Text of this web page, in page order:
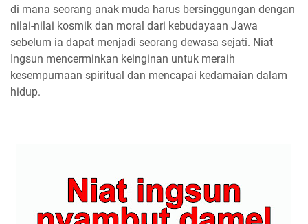
di mana seorang anak muda harus bersinggungan dengan
nilai-nilai kosmik dan moral dari kebudayaan Jawa
sebelum ia dapat menjadi seorang dewasa sejati. Niat
Ingsun mencerminkan keinginan untuk meraih
kesempurnaan spiritual dan mencapai kedamaian dalam
hidup.